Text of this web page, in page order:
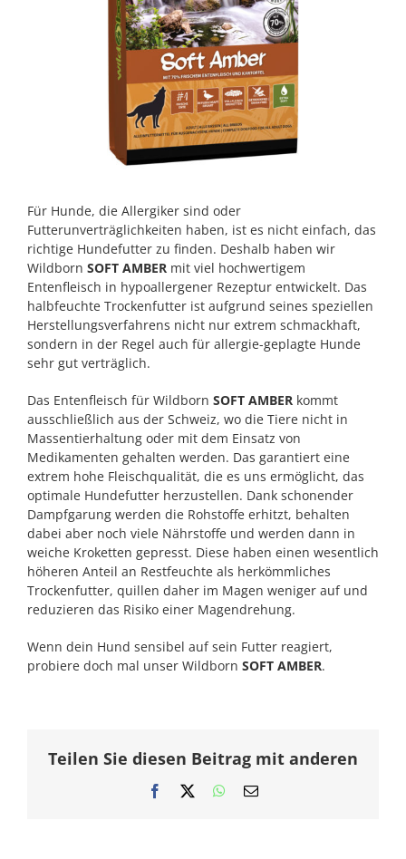
Für Hunde, die Allergiker sind oder
Futterunverträglichkeiten haben, ist es nicht einfach, das
richtige Hundefutter zu finden. Deshalb haben wir
Wildborn SOFT AMBER mit viel hochwertigem
Entenfleisch in hypoallergener Rezeptur entwickelt. Das
halbfeuchte Trockenfutter ist aufgrund seines speziellen
Herstellungsverfahrens nicht nur extrem schmackhaft,
sondern in der Regel auch für allergie-geplagte Hunde
sehr gut verträglich.
Das Entenfleisch für Wildborn SOFT AMBER kommt
ausschließlich aus der Schweiz, wo die Tiere nicht in
Massentierhaltung oder mit dem Einsatz von
Medikamenten gehalten werden. Das garantiert eine
extrem hohe Fleischqualität, die es uns ermöglicht, das
optimale Hundefutter herzustellen. Dank schonender
Dampfgarung werden die Rohstoffe erhitzt, behalten
dabei aber noch viele Nährstoffe und werden dann in
weiche Kroketten gepresst. Diese haben einen wesentlich
höheren Anteil an Restfeuchte als herkömmliches
Trockenfutter, quillen daher im Magen weniger auf und
reduzieren das Risiko einer Magendrehung.
Wenn dein Hund sensibel auf sein Futter reagiert,
probiere doch mal unser Wildborn SOFT AMBER.
Teilen Sie diesen Beitrag mit anderen
Facebook WhatsApp
E-